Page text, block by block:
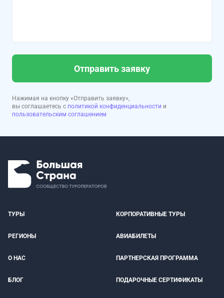
Отправить заявку
Нажимая на кнопку «Отправить заявку»,
вы соглашаетесь с политикой конфиденциальности и
пользовательским соглашением
ТУРЫ КОРПОРАТИВНЫЕ ТУРЫ
РЕГИОНЫ АВИАБИЛЕТЫ
О НАС ПАРТНЕРСКАЯ ПРОГРАММА
БЛОГ ПОДАРОЧНЫЕ СЕРТИФИКАТЫ